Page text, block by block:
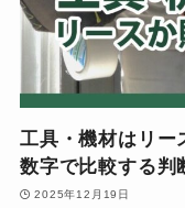
工具・機材はリー
数字で比較する判
2025年12月19日